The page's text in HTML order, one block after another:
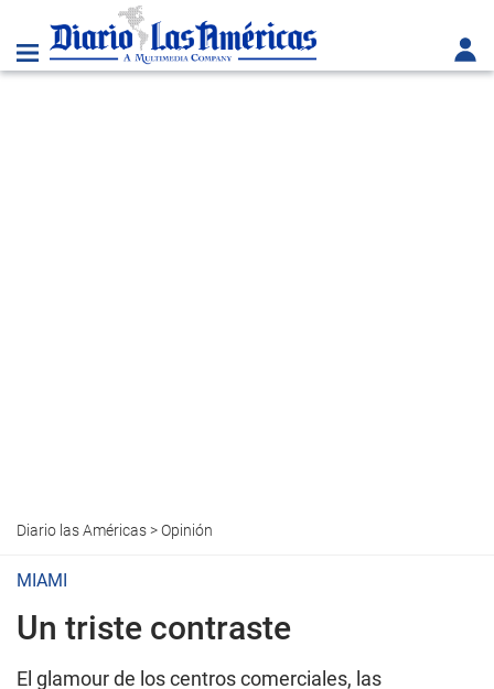
Diario las Américas>Opinión
MIAMI
Un triste contraste
El glamour de los centros comerciales, las